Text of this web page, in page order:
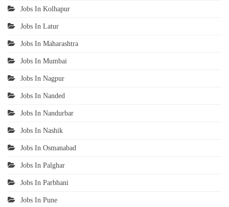
Jobs In Kolhapur
Jobs In Latur
Jobs In Maharashtra
Jobs In Mumbai
Jobs In Nagpur
Jobs In Nanded
Jobs In Nandurbar
Jobs In Nashik
Jobs In Osmanabad
Jobs In Palghar
Jobs In Parbhani
Jobs In Pune